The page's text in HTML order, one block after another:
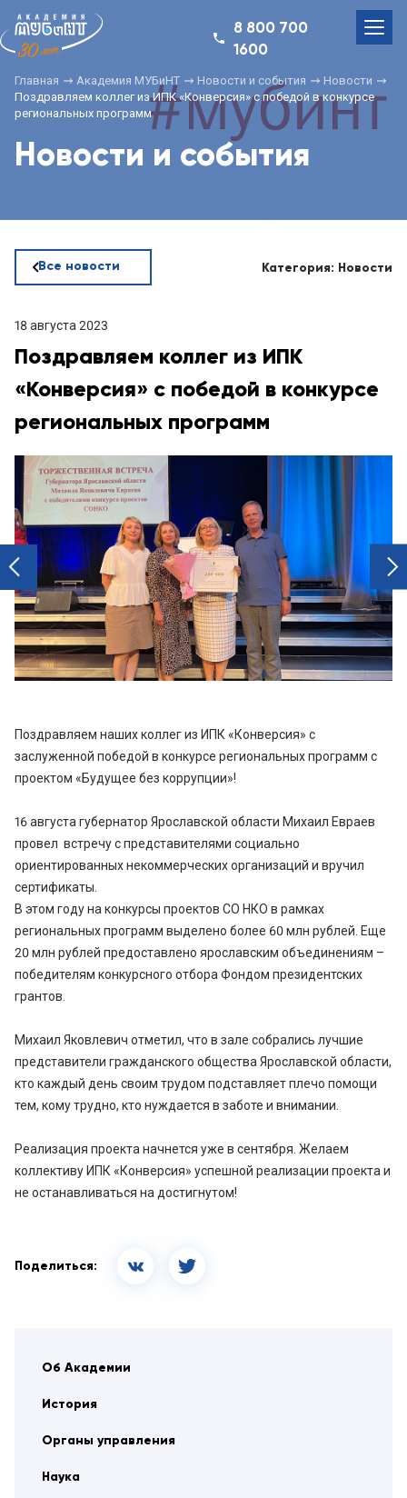
8 800 700
1600
Главная Академия МУБиНТ Новости и события
Новости
Поздравляем коллег из ИПК «Конверсия» с победой в конкурсе
региональных программ
Новости и события
Об Академии
История
Органы управления
Наука
Все новости Категория: Новости
18 августа 2023
Поздравляем коллег из ИПК
«Конверсия» с победой в конкурсе
региональных программ
prev
next
Поздравляем наших коллег из ИПК «Конверсия» с
заслуженной победой в конкурсе региональных программ с
проектом «Будущее без коррупции»!
16 августа губернатор Ярославской области Михаил Евраев
провел встречу с представителями социально
ориентированных некоммерческих организаций и вручил
сертификаты.
В этом году на конкурсы проектов СО НКО в рамках
региональных программ выделено более 60 млн рублей. Еще
20 млн рублей предоставлено ярославским объединениям –
победителям конкурсного отбора Фондом президентских
грантов.
Михаил Яковлевич отметил, что в зале собрались лучшие
представители гражданского общества Ярославской области,
кто каждый день своим трудом подставляет плечо помощи
тем, кому трудно, кто нуждается в заботе и внимании.
Реализация проекта начнется уже в сентября. Желаем
коллективу ИПК «Конверсия» успешной реализации проекта и
не останавливаться на достигнутом!
Поделиться: